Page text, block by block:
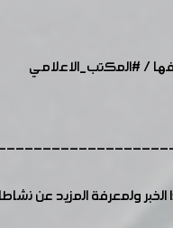
/#المكتب_الاعلامي
ولمعرفة المزيد عن